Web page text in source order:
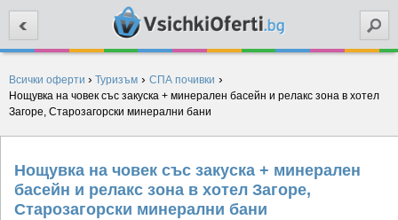
Всички оферти › Туризъм › СПА почивки ›
Нощувка на човек със закуска + минерален басейн и релакс зона в хотел
Загоре, Старозагорски минерални бани
Нощувка на човек със закуска + минерален
басейн и релакс зона в хотел Загоре,
Старозагорски минерални бани